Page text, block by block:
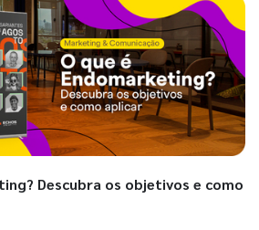
Descubra os objetivos e como